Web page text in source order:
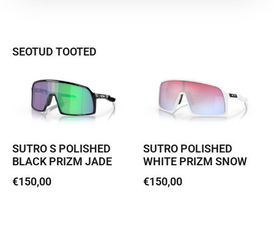
SEOTUD TOOTED
SUTRO S POLISHED
BLACK PRIZM JADE
€150,00
SUTRO POLISHED
WHITE PRIZM SNOW
€150,00